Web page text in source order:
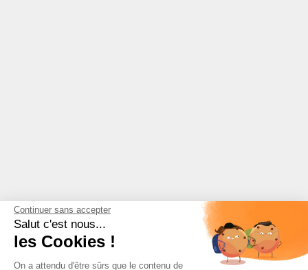
Continuer sans accepter
Salut c'est nous...
les Cookies !
On a attendu d'être sûrs que le contenu de